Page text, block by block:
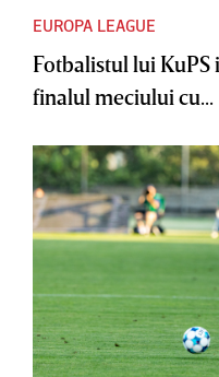
EUROPA LEAGUE
Fotbalistul lui KuPS
finalul meciului cu...